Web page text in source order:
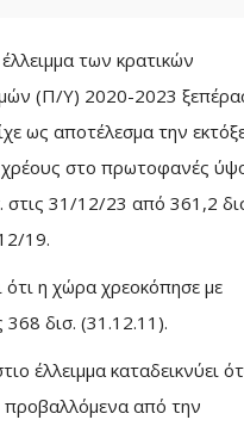
των κρατικών
(Π/Υ) 2020-2023
ως αποτέλεσμα την
στο πρωτοφανές
στις 31/12/23 από 361,2
19.
ότι η χώρα χρεοκόπησε με
368 δισ. (31.12.11).
έλλειμμα καταδεικνύει
προβαλλόμενα από την